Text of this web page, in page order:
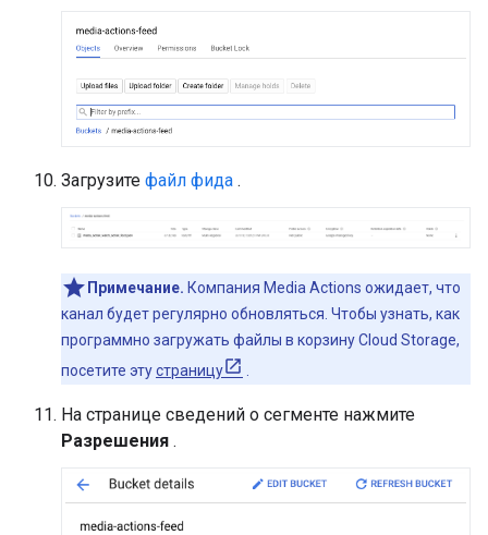
Загрузите файл фида .
Примечание. Компания Media Actions ожидает, что
канал будет регулярно обновляться. Чтобы узнать, как
программно загружать файлы в корзину Cloud Storage,
посетите этустраницу
На странице сведений о сегменте нажмите
Разрешения .